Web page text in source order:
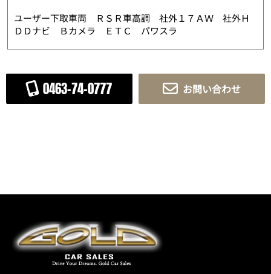
ユーザー下取車両 ＲＳＲ車高調 社外１７ＡＷ 社外Ｈ
ＤＤナビ Ｂカメラ ＥＴＣ パワスラ
0463-74-0777 お問い合わせ